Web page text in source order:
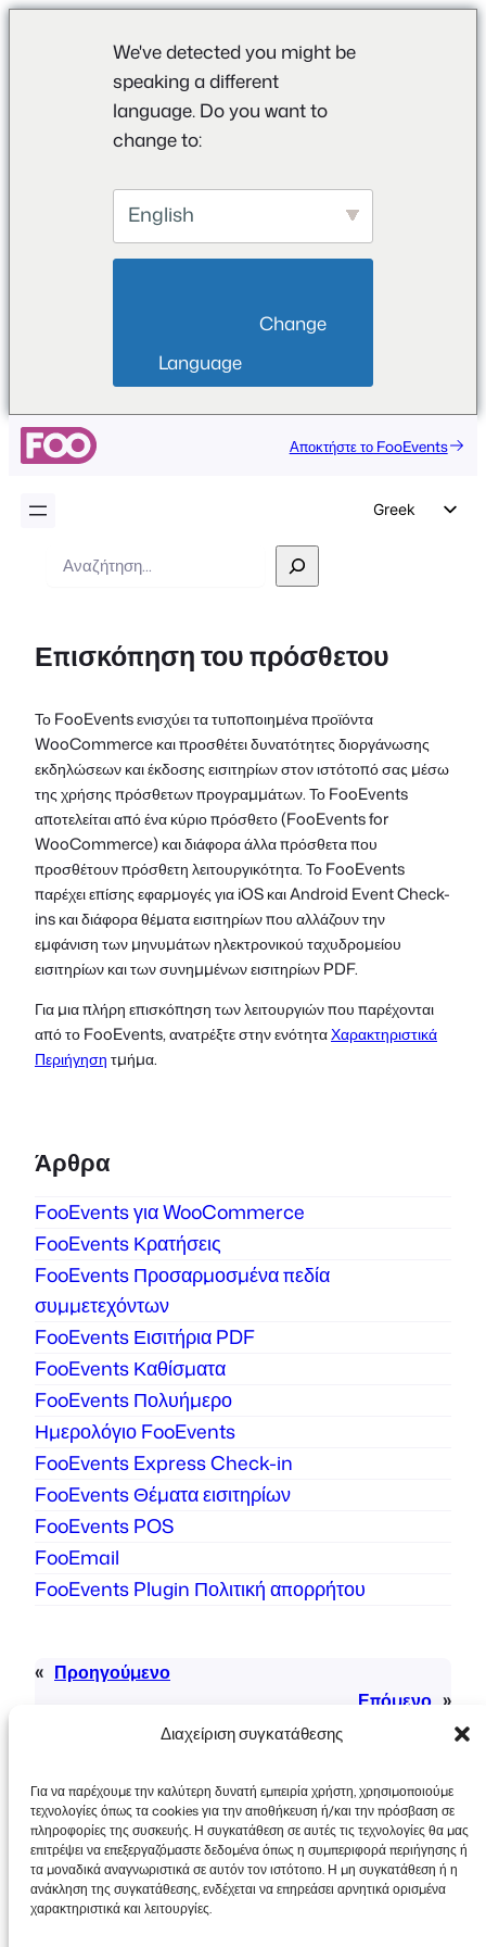
Διαχείριση συγκατάθεσης
Για να παρέχουμε την καλύτερη δυνατή εμπειρία χρήστη, χρησιμοποιούμε
τεχνολογίες όπως τα cookies για την αποθήκευση ή/και την πρόσβαση σε
πληροφορίες της συσκευής. Η συγκατάθεση σε αυτές τις τεχνολογίες θα μας
επιτρέψει να επεξεργαζόμαστε δεδομένα όπως η συμπεριφορά περιήγησης ή
τα μοναδικά αναγνωριστικά σε αυτόν τον ιστότοπο. Η μη συγκατάθεση ή η
ανάκληση της συγκατάθεσης, ενδέχεται να επηρεάσει αρνητικά ορισμένα
χαρακτηριστικά και λειτουργίες.
We've detected you might be
speaking a different
language. Do you want to
change to:
English
Language
Αποκτήστε το FooEvents
Greek
Spanish
Portuguese
French
Polish
Αναζήτηση
Επισκόπηση του πρόσθετου
Το FooEvents ενισχύει τα τυποποιημένα προϊόντα
WooCommerce και προσθέτει δυνατότητες διοργάνωσης
εκδηλώσεων και έκδοσης εισιτηρίων στον ιστότοπό σας μέσω
της χρήσης πρόσθετων προγραμμάτων. Το FooEvents
αποτελείται από ένα κύριο πρόσθετο (FooEvents for
WooCommerce) και διάφορα άλλα πρόσθετα που
προσθέτουν πρόσθετη λειτουργικότητα. Το FooEvents
παρέχει επίσης εφαρμογές για iOS και Android Event Check-
ins και διάφορα θέματα εισιτηρίων που αλλάζουν την
εμφάνιση των μηνυμάτων ηλεκτρονικού ταχυδρομείου
εισιτηρίων και των συνημμένων εισιτηρίων PDF.
Για μια πλήρη επισκόπηση των λειτουργιών που παρέχονται
από το FooEvents, ανατρέξτε στην ενότηταΧαρακτηριστικά
Περιήγησητμήμα.
Άρθρα
FooEvents για WooCommerce
FooEvents Κρατήσεις
FooEvents Προσαρμοσμένα πεδία
συμμετεχόντων
FooEvents Εισιτήρια PDF
FooEvents Καθίσματα
FooEvents Πολυήμερο
Ημερολόγιο FooEvents
FooEvents Express Check-in
FooEvents Θέματα εισιτηρίων
FooEvents POS
FooEmail
FooEvents Plugin Πολιτική απορρήτου
« Προηγούμενο
Επόμενο »
Πνευματικά δικαιώματα © 2026 FooEvents. Όλα
τα δικαιώματα διατηρούνται.